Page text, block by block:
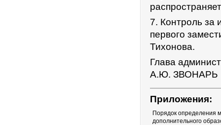
7. Контроль за
первого
Тихонова.
Глава
А.Ю. ЗВОНАРЬ
Приложения:
Порядок определения
дополнительного